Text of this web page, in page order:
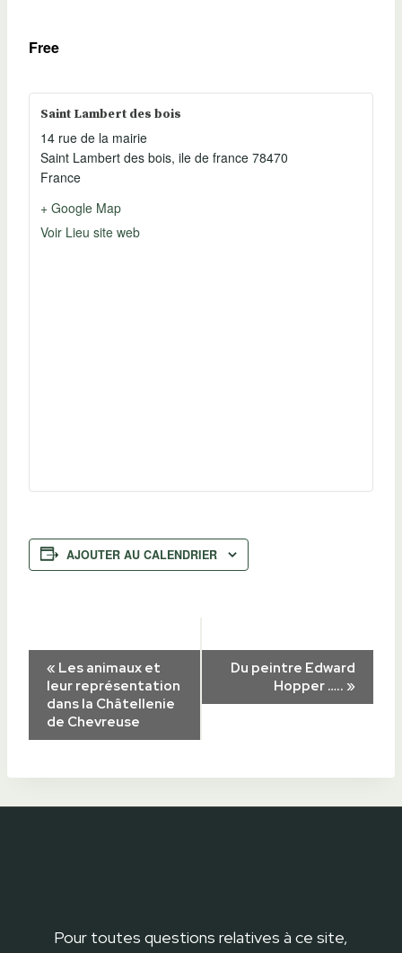
Free
Saint Lambert des bois
14 rue de la mairie
Saint Lambert des bois, ile de france 78470
France
+ Google Map
Voir Lieu site web
AJOUTER AU CALENDRIER
Navigation
Évènement
« Les animaux et
leur représentation
dans la Châtellenie
de Chevreuse
Du peintre Edward
Hopper ….. »
Pour toutes questions relatives à ce site,